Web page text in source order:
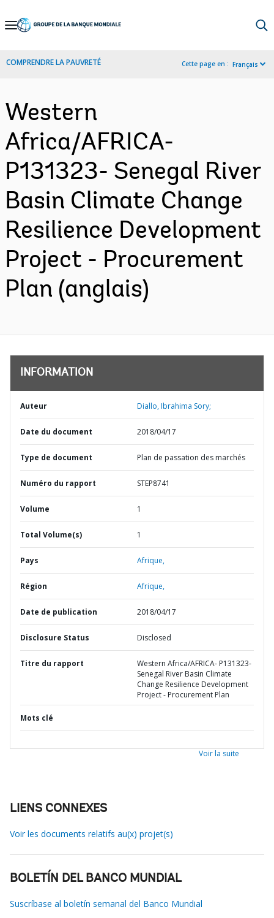
Skip
Navigation
COMPRENDRE LA PAUVRETÉ Cette page en : Français
Western
Africa/AFRICA-
P131323- Senegal River
Basin Climate Change
Resilience Development
Project - Procurement
Plan (anglais)
INFORMATION
Auteur Diallo, Ibrahima Sory;
Date du document 2018/04/17
Type de document Plan de passation des marchés
Numéro du rapport STEP8741
Volume 1
Total Volume(s) 1
Pays Afrique,
Région Afrique,
Date de publication 2018/04/17
Disclosure Status Disclosed
Titre du rapport
Western Africa/AFRICA- P131323-
Senegal River Basin Climate
Change Resilience Development
Project - Procurement Plan
Mots clé
Voir la suite
LIENS CONNEXES
Voir les documents relatifs au(x) projet(s)
BOLETÍN DEL BANCO MUNDIAL
Suscríbase al boletín semanal del Banco Mundial